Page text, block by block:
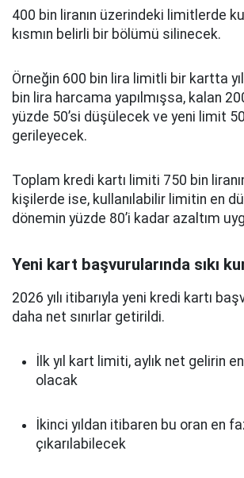
400 bin liranın üzerindeki limitlerde
kısmın belirli bir bölümü silinecek.
Örneğin 600 bin lira limitli bir kartta
bin lira harcama yapılmışsa, kalan
yüzde 50’si düşülecek ve yeni limit
gerileyecek.
Toplam kredi kartı limiti 750 bin
kişilerde ise, kullanılabilir limitin en
dönemin yüzde 80’i kadar azaltım
Yeni kart başvurularında sıkı
2026 yılı itibarıyla yeni kredi kartı
daha net sınırlar getirildi.
İlk yıl kart limiti, aylık net gelirin
olacak
İkinci yıldan itibaren bu oran en
çıkarılabilecek